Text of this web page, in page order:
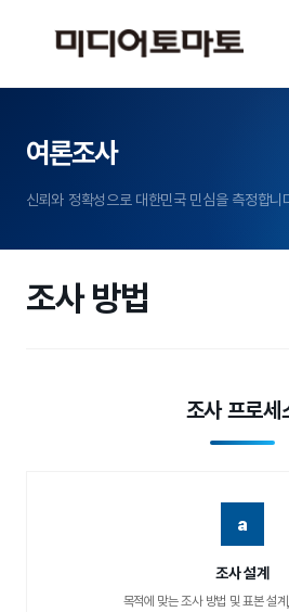
여론조사
신뢰와 정확성으로 대한민국 민심을 측정합니
조사 방법
조사 프로세
a
조사 설계
목적에 맞는 조사 방법 및 표본 설